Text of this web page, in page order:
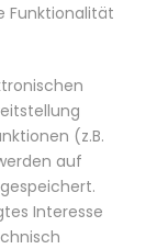
Funktionalität
(z.B.
auf
Interesse